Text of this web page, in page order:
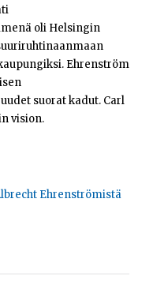
oli Helsingin
Ehrenström
suorat kadut. Carl
vision.
Ehrenströmistä